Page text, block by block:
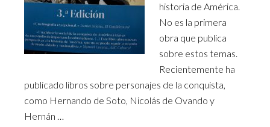
historia de América.
No es la primera
obra que publica
sobre estos temas.
Recientemente ha
publicado libros sobre personajes de la conquista,
como Hernando de Soto, Nicolás de Ovando y
Hernán …